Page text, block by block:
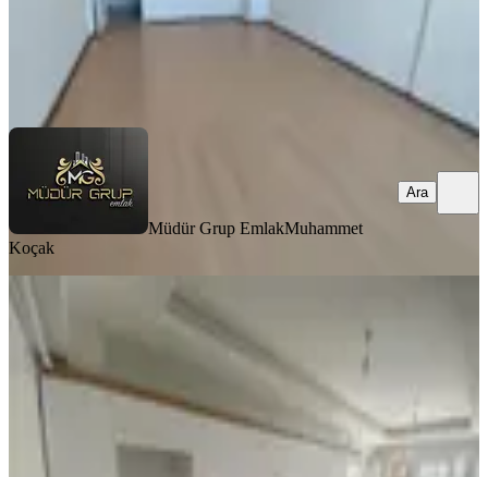
Müdür Grup Emlak
Müdür Grup EmlakMuhammet
Koçak
Ara
Yeşilyurt, Seyran Mahallesi
3+1·135 m²· 23.07.2026
23.000 ₺